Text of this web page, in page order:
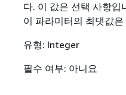
다. 이 값은 선택 사항입
이 파라미터의 최댓값
유형: Integer
필수 여부: 아니요